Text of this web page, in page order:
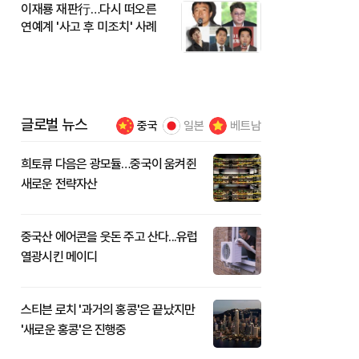
이재룡 재판行…다시 떠오른
연예계 '사고 후 미조치' 사례
글로벌 뉴스 중국 일본 베트남
희토류 다음은 광모듈…중국이 움켜쥔
새로운 전략자산
중국산 에어콘을 웃돈 주고 산다...유럽
열광시킨 메이디
스티븐 로치 '과거의 홍콩'은 끝났지만
'새로운 홍콩'은 진행중